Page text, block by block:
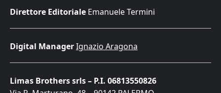
Direttore Editoriale Emanuele Termini
Digital ManagerIgnazio Aragona
Limas Brothers srls – P.I. 06813550826